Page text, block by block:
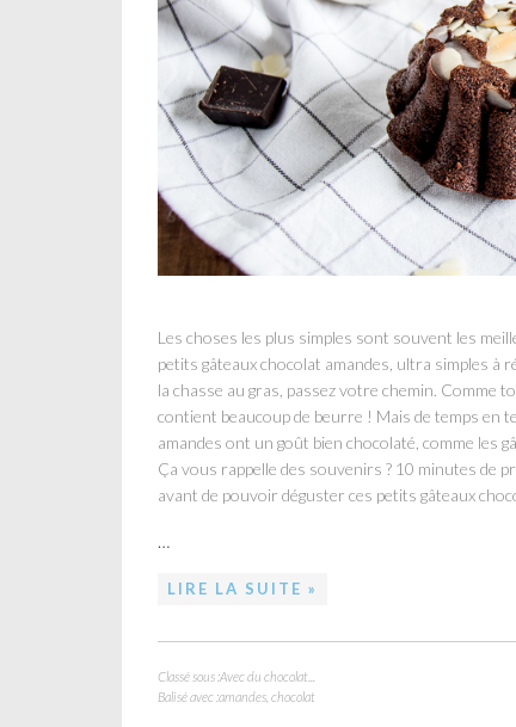
Les choses les plus simples sont souvent les
petits gâteaux chocolat amandes, ultra simples
la chasse au gras, passez votre chemin. Comme
contient beaucoup de beurre ! Mais de temps en
amandes ont un goût bien chocolaté, comme les
Ça vous rappelle des souvenirs ? 10 minutes de
avant de pouvoir déguster ces petits gâteaux
…
LIRE LA SUITE »
Classé sous :Avec du chocolat...
Balisé avec :amandes chocolat